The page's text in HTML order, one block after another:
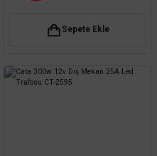
Sepete Ekle